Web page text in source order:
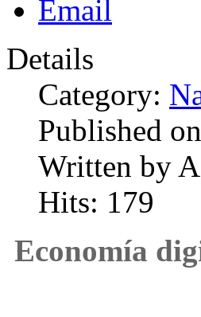
Details
Category:
Published
Written by
Hits: 179
Economía